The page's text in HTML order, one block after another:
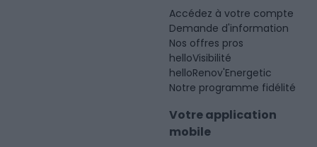
Accédez à votre compte
Demande d'information
Nos offres pros
helloVisibilité
helloRenov'Energetic
Notre programme fidélité
Votre application
mobile